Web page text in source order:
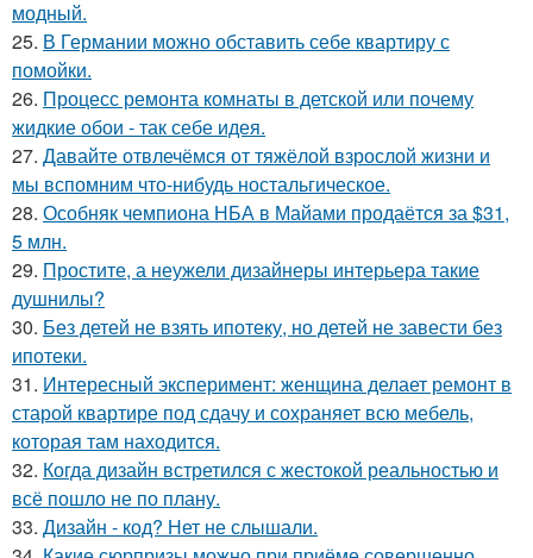
модный.
25. В Германии можно обставить себе квартиру с
помойки.
26. Процесс ремонта комнаты в детской или почему
жидкие обои - так себе идея.
27. Давайте отвлечёмся от тяжёлой взрослой жизни и
мы вспомним что-нибудь ностальгическое.
28. Особняк чемпиона НБА в Майами продаётся за $31,
5 млн.
29. Простите, а неужели дизайнеры интерьера такие
душнилы?
30. Без детей не взять ипотеку, но детей не завести без
ипотеки.
31. Интересный эксперимент: женщина делает ремонт в
старой квартире под сдачу и сохраняет всю мебель,
которая там находится.
32. Когда дизайн встретился с жестокой реальностью и
всё пошло не по плану.
33. Дизайн - код? Нет не слышали.